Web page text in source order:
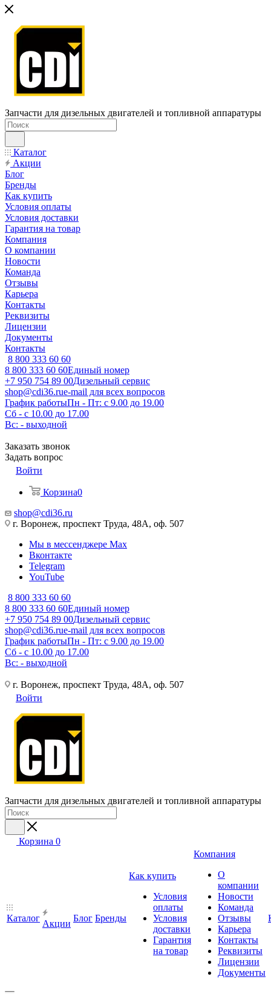
Запчасти для дизельных двигателей и топливной аппаратуры
Каталог
Акции
Блог
Бренды
Как купить
Условия оплаты
Условия доставки
Гарантия на товар
Компания
О компании
Новости
Команда
Отзывы
Карьера
Контакты
Реквизиты
Лицензии
Документы
Контакты
8 800 333 60 60
8 800 333 60 60Единый номер
+7 950 754 89 00Дизельный сервис
shop@cdi36.rue-mail для всех вопросов
График работыПн - Пт: с 9.00 до 19.00
Сб - с 10.00 до 17.00
Вс: - выходной
Заказать звонок
Задать вопрос
Войти
Корзина0
shop@cdi36.ru
г. Воронеж, проспект Труда, 48А, оф. 507
Мы в мессенджере Max
Вконтакте
Telegram
YouTube
8 800 333 60 60
8 800 333 60 60Единый номер
+7 950 754 89 00Дизельный сервис
shop@cdi36.rue-mail для всех вопросов
График работыПн - Пт: с 9.00 до 19.00
Сб - с 10.00 до 17.00
Вс: - выходной
г. Воронеж, проспект Труда, 48А, оф. 507
Войти
Запчасти для дизельных двигателей и топливной аппаратуры
Корзина 0
Каталог
Акции
Блог Бренды
Как купить
Условия
оплаты
Условия
доставки
Гарантия
на товар
Компания
О
компании
Новости
Команда
Отзывы
Карьера
Контакты
Реквизиты
Лицензии
Документы